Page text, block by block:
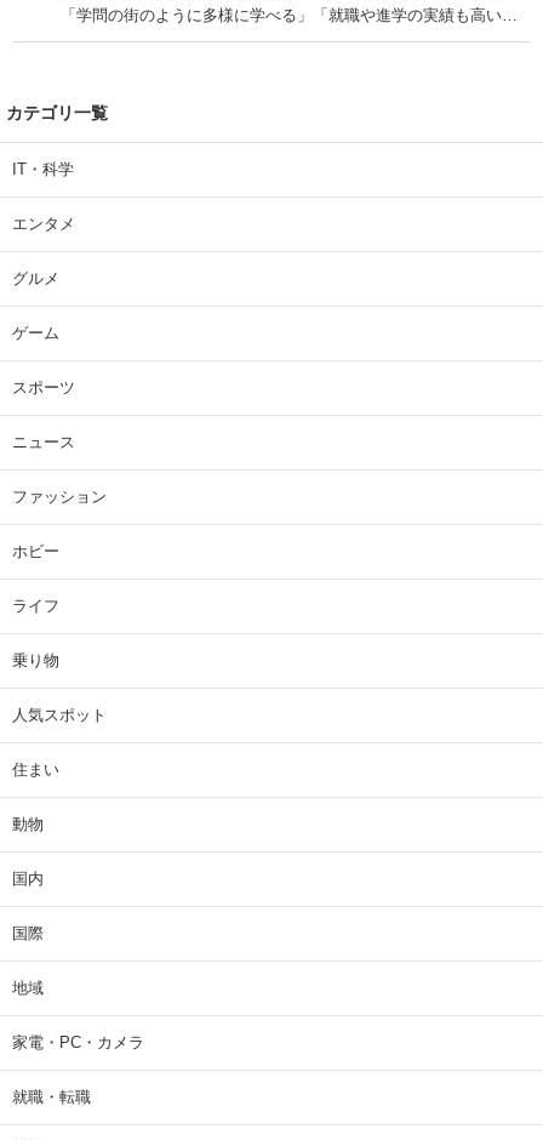
「学問の街のように多様に学べる」「就職や進学の実績も高い」
| 大学 ねとらぼリサーチ
カテゴリ一覧
IT・科学
エンタメ
グルメ
ゲーム
スポーツ
ニュース
ファッション
ホビー
ライフ
乗り物
人気スポット
住まい
動物
国内
国際
地域
家電・PC・カメラ
就職・転職